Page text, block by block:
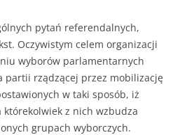
pytań referendalnych,
Oczywistym celem organizacji
wyborów parlamentarnych
partii rządzącej przez mobilizację
w taki sposób, iż
z nich wzbudza
grupach wyborczych.